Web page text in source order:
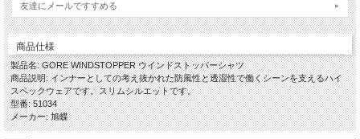
友達にメールですすめる
商品仕様
製品名: GORE WINDSTOPPER ウインドストッパーシャツ
商品説明: インナーとしての考え抜かれた防風性と透湿性で働くシーンを支えるハイ
スペックウェアです。スリムシルエットです。
型番: 51034
メーカー: 旭蝶